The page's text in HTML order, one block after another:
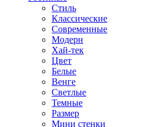
Стиль
Классические
Современные
Модерн
Хай-тек
Цвет
Белые
Венге
Светлые
Темные
Размер
Мини стенки